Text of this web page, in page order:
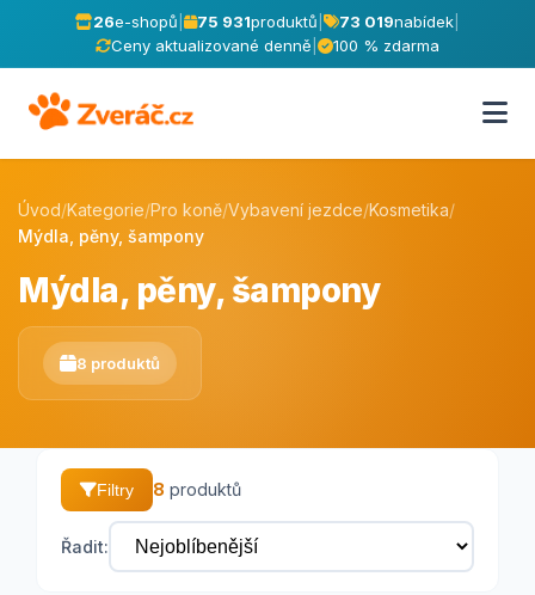
26e-shopů 75 931produktů 73 019nabídek
Ceny aktualizované denně
100 % zdarma
Úvod/Kategorie/Pro koně/Vybavení jezdce/Kosmetika/
Mýdla, pěny, šampony
Mýdla, pěny, šampony
8 produktů
Filtry 8 produktů
Řadit: